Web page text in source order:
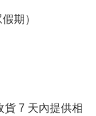
期）
貨 7 天內提供相